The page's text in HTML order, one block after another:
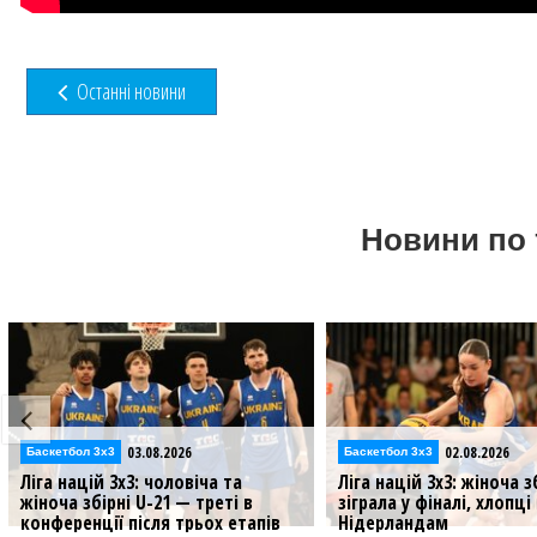
Останні новини
Новини по
Баскетбол 3х3 02.08.2026
Ліга націй 3х3: жіноча збірна U-21
зіграла у фіналі, хлопці програли
Нідерландам
Відео 02.08.2026
Збірні України U-21 у
3х3: відеотрансляція 2
Молодіжні збірні України